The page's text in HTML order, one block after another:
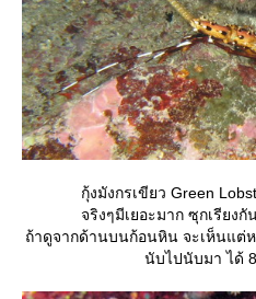
กุ้งมังกรเขียว Green
จริงๆมีเยอะมาก ซุกเรียง
ถ้าดูจากด้านบนก้อนหิน จะเห็นแต่
นับไปนับมา ได้